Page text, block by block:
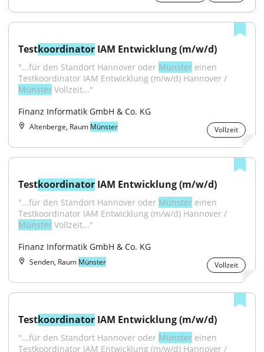
Testkoordinator IAM Entwicklung (m/w/d)
"...für den Standort Hannover oder Münster einen
Münster Vollzeit..."
Finanz Informatik GmbH & Co. KG
Altenberge, Raum Münster Vollzeit
Testkoordinator IAM Entwicklung (m/w/d)
"...für den Standort Hannover oder Münster einen
Münster Vollzeit..."
Finanz Informatik GmbH & Co. KG
Senden, Raum Münster Vollzeit
Testkoordinator IAM Entwicklung (m/w/d)
"...für den Standort Hannover oder Münster einen